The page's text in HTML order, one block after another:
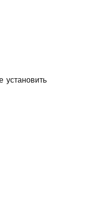
установить